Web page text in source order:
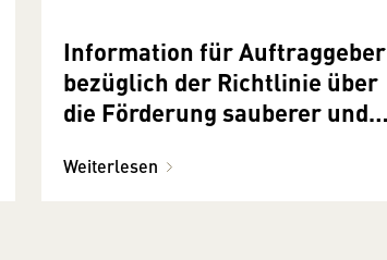
Information für Auftraggeber
bezüglich der Richtlinie über
die Förderung sauberer und
Straßenfahrzeuge
Weiterlesen